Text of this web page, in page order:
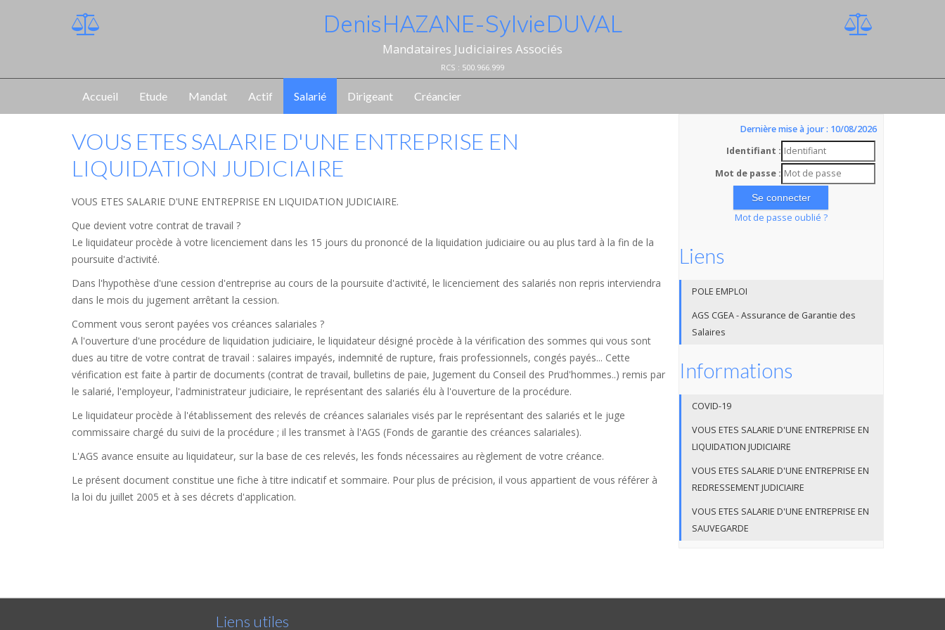
Denis HAZANE - Sylvie DUVAL
Mandataires Judiciaires Associés
RCS : 500.966.999
Accueil Etude Mandat Actif Salarié Dirigeant Créancier
VOUS ETES SALARIE D'UNE ENTREPRISE EN
LIQUIDATION JUDICIAIRE
VOUS ETES SALARIE D'UNE ENTREPRISE EN LIQUIDATION JUDICIAIRE.
Que devient votre contrat de travail ?
Le liquidateur procède à votre licenciement dans les 15 jours du prononcé de la liquidation judiciaire ou au plus tard à la fin de la
poursuite d'activité.
Dans l'hypothèse d'une cession d'entreprise au cours de la poursuite d'activité, le licenciement des salariés non repris interviendra
dans le mois du jugement arrêtant la cession.
Comment vous seront payées vos créances salariales ?
A l'ouverture d'une procédure de liquidation judiciaire, le liquidateur désigné procède à la vérification des sommes qui vous sont
dues au titre de votre contrat de travail : salaires impayés, indemnité de rupture, frais professionnels, congés payés... Cette
vérification est faite à partir de documents (contrat de travail, bulletins de paie, Jugement du Conseil des Prud'hommes..) remis par
le salarié, l'employeur, l'administrateur judiciaire, le représentant des salariés élu à l'ouverture de la procédure.
Le liquidateur procède à l'établissement des relevés de créances salariales visés par le représentant des salariés et le juge
commissaire chargé du suivi de la procédure ; il les transmet à l'AGS (Fonds de garantie des créances salariales).
L'AGS avance ensuite au liquidateur, sur la base de ces relevés, les fonds nécessaires au règlement de votre créance.
Le présent document constitue une fiche à titre indicatif et sommaire. Pour plus de précision, il vous appartient de vous référer à
la loi du juillet 2005 et à ses décrets d'application.
Dernière mise à jour : 10/08/2026
Identifiant :
Mot de passe :
Mot de passe oublié ?
Liens
POLE EMPLOI
AGS CGEA - Assurance de Garantie des
Salaires
Informations
COVID-19
VOUS ETES SALARIE D'UNE ENTREPRISE EN
LIQUIDATION JUDICIAIRE
VOUS ETES SALARIE D'UNE ENTREPRISE EN
REDRESSEMENT JUDICIAIRE
VOUS ETES SALARIE D'UNE ENTREPRISE EN
SAUVEGARDE
Liens utiles